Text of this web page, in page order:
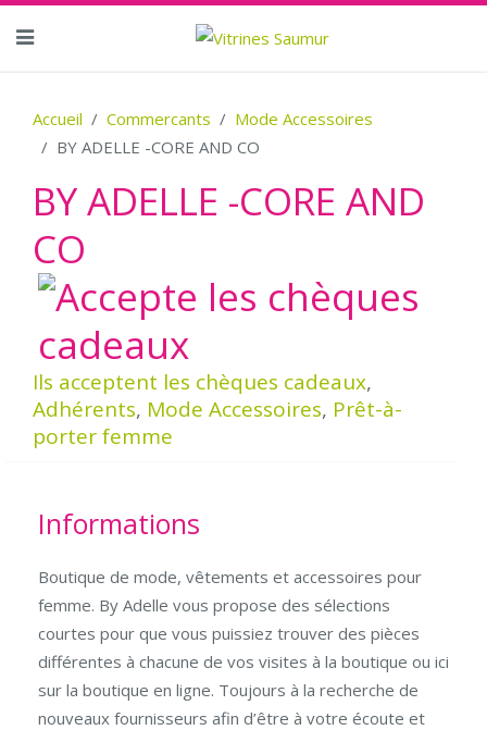
Accueil Commercants
Mode Accessoires
BY ADELLE -CORE AND CO
BY ADELLE -CORE AND
CO
Ils acceptent les chèques cadeaux,
Adhérents, Mode Accessoires, Prêt-à-
porter femme
Informations
Boutique de mode, vêtements et accessoires pour
femme. By Adelle vous propose des sélections
courtes pour que vous puissiez trouver des pièces
différentes à chacune de vos visites à la boutique ou ici
sur la boutique en ligne. Toujours à la recherche de
nouveaux fournisseurs afin d’être à votre écoute et